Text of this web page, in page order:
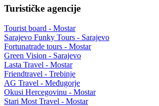
Turističke agencije
Tourist board - Mostar
Sarajevo Funky Tours - Sarajevo
Fortunatrade tours - Mostar
Green Vision - Sarajevo
Lasta Travel - Mostar
Friendtravel - Trebinje
AG Travel - Međugorje
Okusi Hercegovinu - Mostar
Stari Most Travel - Mostar